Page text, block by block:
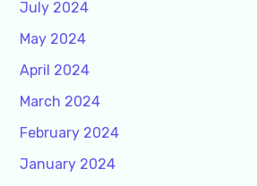
July 2024
May 2024
April 2024
March 2024
February 2024
January 2024